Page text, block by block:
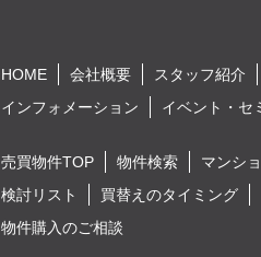
HOME 会社概要 スタッフ紹介
インフォメーション
イベント・セ
売買物件TOP 物件検索 マンシ
検討リスト
買替えのタイミング
物件購入のご相談